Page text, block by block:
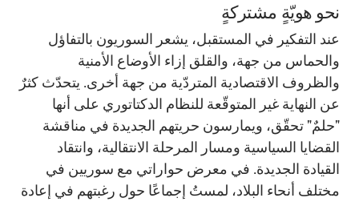
نحو هويّةٍ مشتركةٍ
عند التفكير في المستقبل، يشعر السوريون بالتفاؤل
والحماس من جهة، والقلق إزاء الأوضاع الأمنية
والظروف الاقتصادية المتردّية من جهة أخرى. يتحدّث كثرٌ
عن النهاية غير المتوقّعة للنظام الدكتاتوري على أنها
"حلمٌ" تحقّق، ويمارسون حريتهم الجديدة في مناقشة
القضايا السياسية ومسار المرحلة الانتقالية، وانتقاد
القيادة الجديدة. في معرض حواراتي مع سوريين في
مختلف أنحاء البلاد، لمستُ إجماعًا حول رغبتهم في إعادة